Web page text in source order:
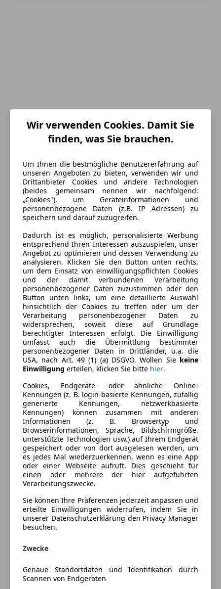
Energieverbrauch
Schadstoffklasse
Euro 6d-TEMP
Umweltplakette
4 (Grün)
Kraftstoff
Elektro/Diesel
Anderer Energieträger
Strom
CO₂-Emissionen
51 g/km (gew., komb.)
Elektrische Reichweite
(EAER)
43 km
Ausstattung
Komfort
2-Zonen-Klimaautomatik
Armlehne
Berganfahrassistent
Einparkhilfe
Einparkhilfe Rückfahrkamera
Einparkhilfe selbstlenkendes System
Einparkhilfe Sensoren hinten
Einparkhilfe Sensoren vorne
Elektrische Fensterheber
Elektrische Heckklappe
Elektrische Seitenspiegel
Getönte Scheiben
Klimaanlage
Lederlenkrad
Lichtsensor
Multifunktionslenkrad
Regensensor
Mehr anzeigen
Farbe und Innenausstattung
Außenfarbe
Silber
Lackierung
Metallic
Farbe der
Innenausstattung
Schwarz
Innenausstattung Sonstige
Fahrzeugbeschreibung
unfallfrei, scheckheftgepflegt, Nichtraucher
HIGHLIGHTS & PAKETE
30P Ablagepaket
Wir verwenden Cookies. Damit Sie
finden, was Sie brauchen.
Um Ihnen die bestmögliche Benutzererfahrung auf
unseren Angeboten zu bieten, verwenden wir und
Drittanbieter Cookies und andere Technologien
(beides gemeinsam nennen wir nachfolgend:
„Cookies"), um Geräteinformationen und
personenbezogene Daten (z.B. IP Adressen) zu
speichern und darauf zuzugreifen.
Dadurch ist es möglich, personalisierte Werbung
entsprechend Ihren Interessen auszuspielen, unser
Angebot zu optimieren und dessen Verwendung zu
analysieren. Klicken Sie den Button unten rechts,
um dem Einsatz von einwilligungspflichten Cookies
und der damit verbundenen Verarbeitung
personenbezogener Daten zuzustimmen oder den
Button unten links, um eine detaillierte Auswahl
hinsichtlich der Cookies zu treffen oder um der
Verarbeitung personenbezogener Daten zu
widersprechen, soweit diese auf Grundlage
berechtigter Interessen erfolgt. Die Einwilligung
umfasst auch die Übermittlung bestimmter
personenbezogener Daten in Drittländer, u.a. die
USA, nach Art. 49 (1) (a) DSGVO. Wollen Sie keine
Einwilligung erteilen, klicken Sie bitte hier.
Cookies, Endgeräte- oder ähnliche Online-
Kennungen (z. B. login-basierte Kennungen, zufällig
generierte Kennungen, netzwerkbasierte
Kennungen) können zusammen mit anderen
Informationen (z. B. Browsertyp und
Browserinformationen, Sprache, Bildschirmgröße,
unterstützte Technologien usw.) auf Ihrem Endgerät
gespeichert oder von dort ausgelesen werden, um
es jedes Mal wiederzuerkennen, wenn es eine App
oder einer Webseite aufruft. Dies geschieht für
einen oder mehrere der hier aufgeführten
Verarbeitungszwecke.
Sie können Ihre Präferenzen jederzeit anpassen und
erteilte Einwilligungen widerrufen, indem Sie in
unserer Datenschutzerklärung den Privacy Manager
besuchen.
Zwecke
Genaue Standortdaten und Identifikation durch
Scannen von Endgeräten